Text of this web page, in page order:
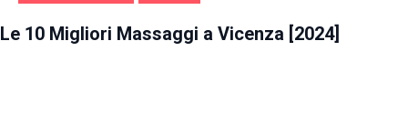
INTRATTENIMENTO VICENZA
Le 10 Migliori Massaggi a Vicenza [2024]